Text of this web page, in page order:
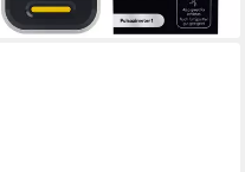
lieferbar - in 6-7 Werktagen bei dir